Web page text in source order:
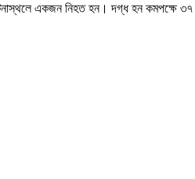
ঘটনাস্থলে একজন নিহত হন। দগ্ধ হন